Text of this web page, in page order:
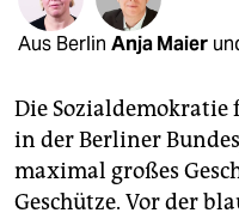
shop
unterstützen
genossenschaft
Aus Berlin Anja Maier
Die
in der Berliner
maximal großes
Geschütze. Vor der